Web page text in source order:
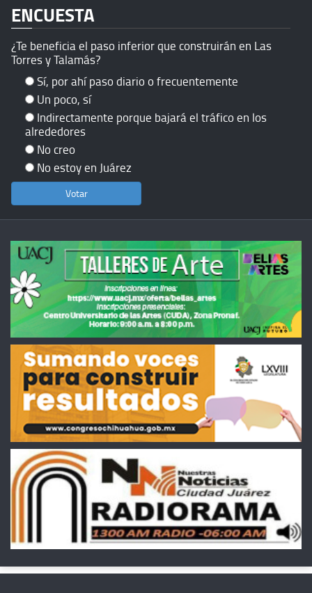
ENCUESTA
¿Te beneficia el paso inferior que construirán en Las
Torres y Talamás?
Sí, por ahí paso diario o frecuentemente
Un poco, sí
Indirectamente porque bajará el tráfico en los
alrededores
No creo
No estoy en Juárez